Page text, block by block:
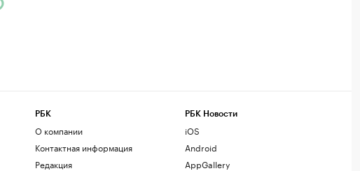
РБК
О компании
Контактная информация
Редакция
РБК Новости
iOS
Android
AppGallery